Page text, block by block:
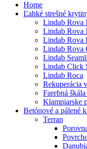
Home
Ľahké strešné
Lindab Rova
Lindab Rova
Lindab Rova
Lindab Rova
Lindab
Lindab Click
Lindab Roca
Rekuperácia
Farebná
Klampiarske
Betónové a pálené
Terran